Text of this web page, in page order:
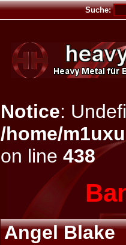
Suche:
Notice:
/home/
on line438
Angel Blake